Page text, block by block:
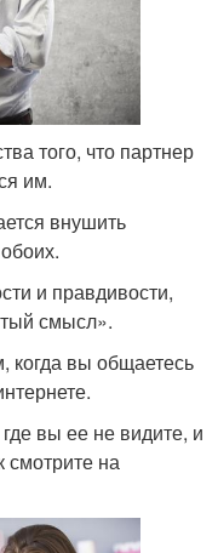
того, что партнер
им.
внушить
и правдивости,
смысл».
когда вы общаетесь
вы ее не видите, и
смотрите на